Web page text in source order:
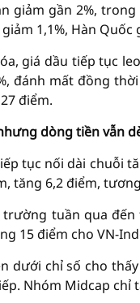
giảm gần 2%,
1,1%, Hàn
giá dầu tiếp tục
đánh mất đồng
điểm.
dòng tiền vẫn
tục nối dài chuỗi
tăng 6,2 điểm,
tuần qua
15 điểm cho VN-
dưới chỉ số cho
Nhóm Midcap chỉ